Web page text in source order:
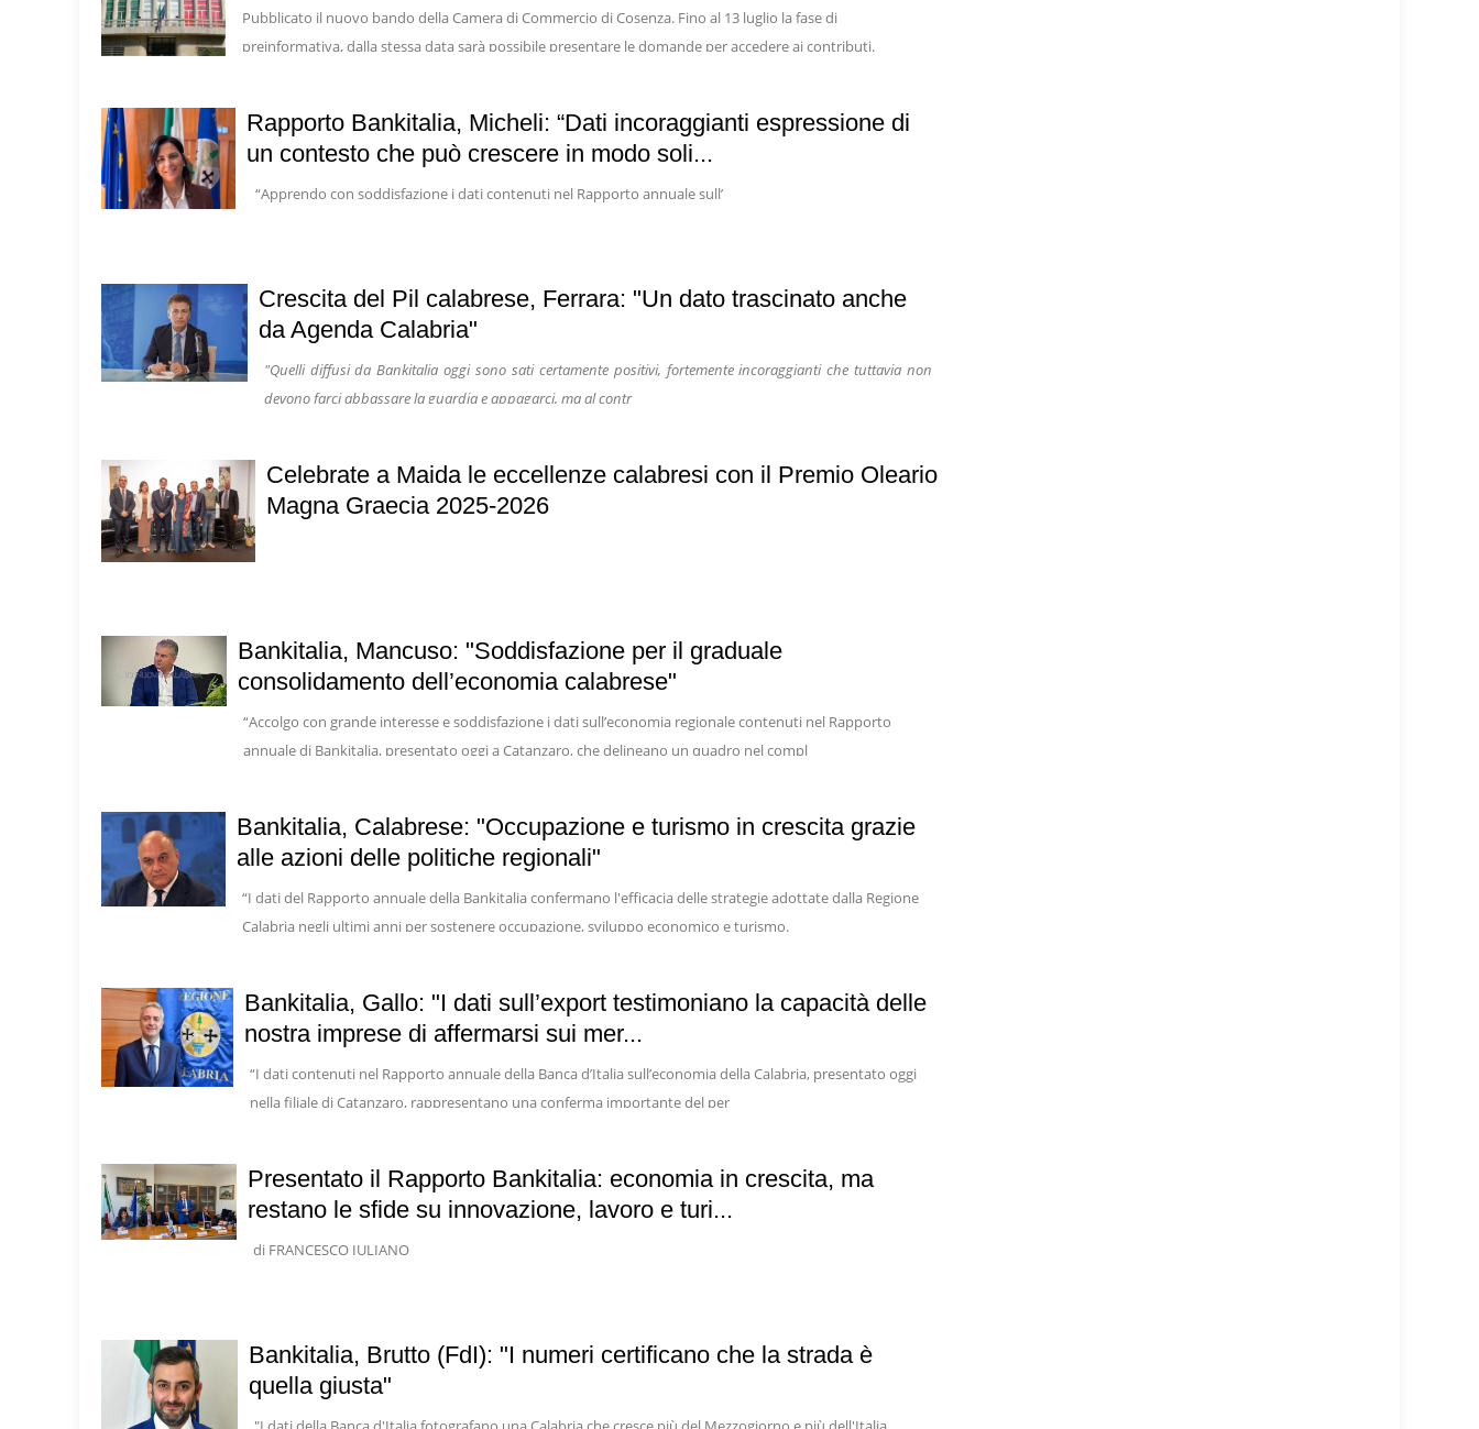
Pubblicato il nuovo bando della Camera di Commercio di Cosenza. Fino al 13 luglio la fase di
preinformativa, dalla stessa data sarà possibile presentare le domande per accedere ai contributi.
Rapporto Bankitalia, Micheli: “Dati incoraggianti espressione di
un contesto che può crescere in modo soli...
“Apprendo con soddisfazione i dati contenuti nel Rapporto annuale sull’
Crescita del Pil calabrese, Ferrara: "Un dato trascinato anche
da Agenda Calabria"
"Quelli diffusi da Bankitalia oggi sono sati certamente positivi, fortemente incoraggianti che tuttavia non
devono farci abbassare la guardia e appagarci, ma al contr
Celebrate a Maida le eccellenze calabresi con il Premio Oleario
Magna Graecia 2025-2026
Bankitalia, Mancuso: "Soddisfazione per il graduale
consolidamento dell’economia calabrese"
“Accolgo con grande interesse e soddisfazione i dati sull’economia regionale contenuti nel Rapporto
annuale di Bankitalia, presentato oggi a Catanzaro, che delineano un quadro nel compl
Bankitalia, Calabrese: "Occupazione e turismo in crescita grazie
alle azioni delle politiche regionali"
“I dati del Rapporto annuale della Bankitalia confermano l'efficacia delle strategie adottate dalla Regione
Calabria negli ultimi anni per sostenere occupazione, sviluppo economico e turismo.
Bankitalia, Gallo: "I dati sull’export testimoniano la capacità delle
nostra imprese di affermarsi sui mer...
“I dati contenuti nel Rapporto annuale della Banca d’Italia sull’economia della Calabria, presentato oggi
nella filiale di Catanzaro, rappresentano una conferma importante del per
Presentato il Rapporto Bankitalia: economia in crescita, ma
restano le sfide su innovazione, lavoro e turi...
di FRANCESCO IULIANO
Bankitalia, Brutto (FdI): "I numeri certificano che la strada è
quella giusta"